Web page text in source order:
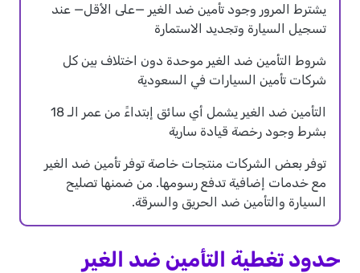
يشترط المرور وجود تأمين ضد الغير —على الأقل— عند
تسجيل السيارة وتجديد الاستمارة
شروط التأمين ضد الغير موحدة دون اختلاف بين كل
شركات تأمين السيارات في السعودية
التأمين ضد الغير يشمل أي سائق إبتداءً من عمر الـ 18
بشرط وجود رخصة قيادة سارية
توفر بعض الشركات منتجات خاصة توفر تأمين ضد الغير
مع خدمات إضافية تدفع رسومها. من ضمنها تصليح
السيارة والتأمين ضد الحريق والسرقة.
حدود تغطية التأمين ضد الغير